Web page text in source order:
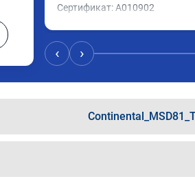
Сертификат: A010902
‹ ›